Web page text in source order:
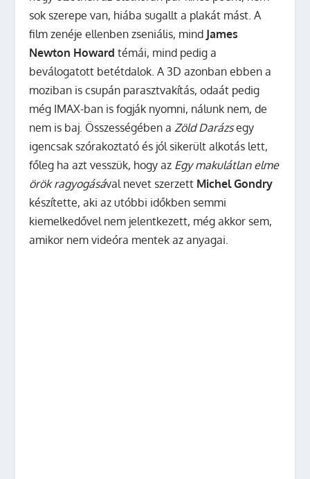
sok szerepe van, hiába sugallt a plakát mást. A
film zenéje ellenben zseniális, mind James
Newton Howard témái, mind pedig a
beválogatott betétdalok. A 3D azonban ebben a
moziban is csupán parasztvakítás, odaát pedig
még IMAX-ban is fogják nyomni, nálunk nem, de
nem is baj. Összességében a Zöld Darázsegy
igencsak szórakoztató és jól sikerült alkotás lett,
főleg ha azt vesszük, hogy az Egy makulátlan elme
örök ragyogásával nevet szerzett Michel Gondry
készítette, aki az utóbbi időkben semmi
kiemelkedővel nem jelentkezett, még akkor sem,
amikor nem videóra mentek az anyagai.